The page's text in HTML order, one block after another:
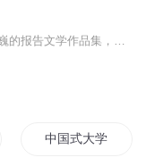
中国式大学生